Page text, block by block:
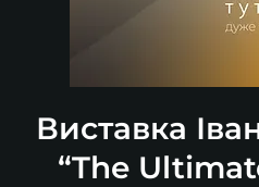
Виставка
“The